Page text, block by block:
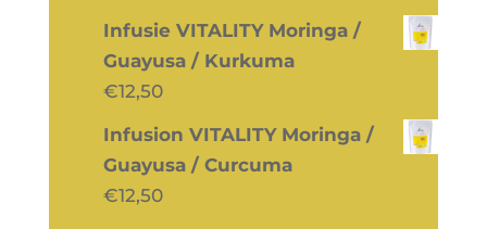
Infusie VITALITY Moringa /
Guayusa / Kurkuma
€12,50
Infusion VITALITY Moringa /
Guayusa / Curcuma
€12,50